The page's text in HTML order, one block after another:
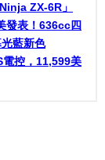
ZX-6R」
發表！636cc四
藍新色
控，11,599美